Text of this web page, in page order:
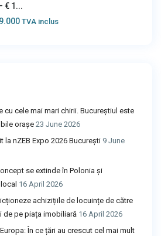
€ 1...
TVA inclus
cu cele mai mari chirii. Bucureștiul este
orașe 23 June 2026
la nZEB Expo 2026 București 9 June
se extinde în Polonia și
16 April 2026
achizițiile de locuințe de către
de pe piața imobiliară 16 April 2026
În ce țări au crescut cel mai mult